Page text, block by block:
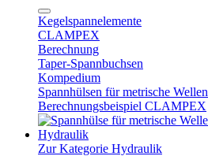
Kegelspannelemente
CLAMPEX
Berechnung
Taper-Spannbuchsen
Kompedium
Spannhülsen für metrische Wellen
Berechnungsbeispiel CLAMPEX
Hydraulik
Zur Kategorie Hydraulik